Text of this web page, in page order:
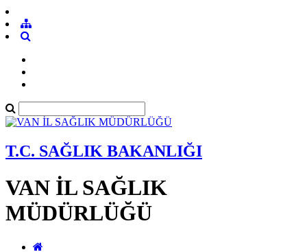
T.C. SAĞLIK BAKANLIĞI
VAN İL SAĞLIK
MÜDÜRLÜĞÜ